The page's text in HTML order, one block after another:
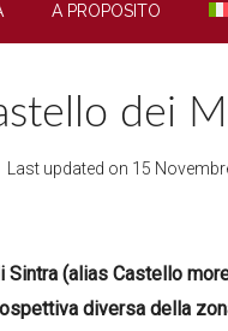
A PROPOSITO
dei
Last updated on 15
Sintra (alias Castello
diversa della